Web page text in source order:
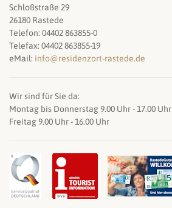
Schloßstraße 29
26180 Rastede
Telefon: 04402 863855-0
Telefax: 04402 863855-19
eMail: info@residenzort-rastede.de
Wir sind für Sie da:
Montag bis Donnerstag 9.00 Uhr - 17.00 Uhr
Freitag 9.00 Uhr - 16.00 Uhr